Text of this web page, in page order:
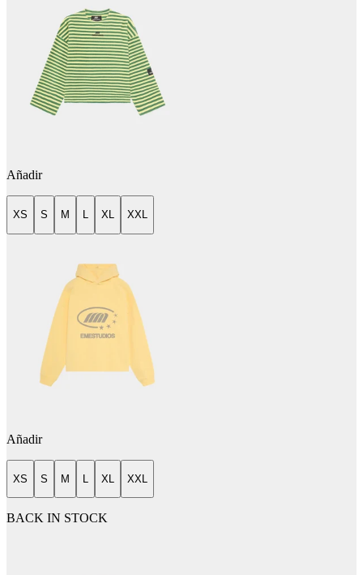
Añadir
XS S M L XL XXL
Añadir
XS S M L XL XXL
BACK IN STOCK